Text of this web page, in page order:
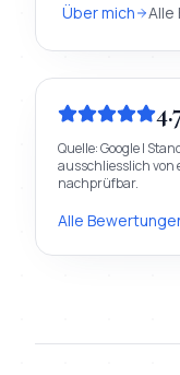
Über mich Alle
Quelle:Google|
ausschliesslich von
nachprüfbar.
Alle